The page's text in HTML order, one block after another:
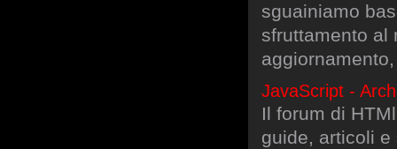
sguainiamo
sfruttamento al
JavaScript -
Il forum di
guide, articoli